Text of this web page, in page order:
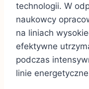
technologii. W
naukowcy
na liniach
efektywne
podczas
linie